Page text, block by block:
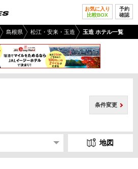
お気に入り
比較BOX
予約
確認
島根県 松江・安来・玉造 玉造 ホテル一覧
条件変更
地図